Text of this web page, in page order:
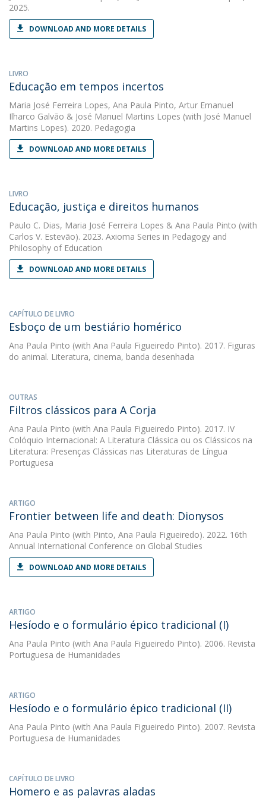
2025.
DOWNLOAD AND MORE DETAILS
LIVRO
Educação em tempos incertos
Maria José Ferreira Lopes, Ana Paula Pinto, Artur Emanuel
Ilharco Galvão & José Manuel Martins Lopes (with José Manuel
Martins Lopes). 2020. Pedagogia
DOWNLOAD AND MORE DETAILS
LIVRO
Educação, justiça e direitos humanos
Paulo C. Dias, Maria José Ferreira Lopes & Ana Paula Pinto (with
Carlos V. Estevão). 2023. Axioma Series in Pedagogy and
Philosophy of Education
DOWNLOAD AND MORE DETAILS
CAPÍTULO DE LIVRO
Esboço de um bestiário homérico
Ana Paula Pinto (with Ana Paula Figueiredo Pinto). 2017. Figuras
do animal. Literatura, cinema, banda desenhada
OUTRAS
Filtros clássicos para A Corja
Ana Paula Pinto (with Ana Paula Figueiredo Pinto). 2017. IV
Colóquio Internacional: A Literatura Clássica ou os Clássicos na
Literatura: Presenças Clássicas nas Literaturas de Língua
Portuguesa
ARTIGO
Frontier between life and death: Dionysos
Ana Paula Pinto (with Pinto, Ana Paula Figueiredo). 2022. 16th
Annual International Conference on Global Studies
DOWNLOAD AND MORE DETAILS
ARTIGO
Hesíodo e o formulário épico tradicional (I)
Ana Paula Pinto (with Ana Paula Figueiredo Pinto). 2006. Revista
Portuguesa de Humanidades
ARTIGO
Hesíodo e o formulário épico tradicional (II)
Ana Paula Pinto (with Ana Paula Figueiredo Pinto). 2007. Revista
Portuguesa de Humanidades
CAPÍTULO DE LIVRO
Homero e as palavras aladas